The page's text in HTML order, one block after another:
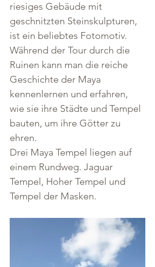
riesiges Gebäude mit
geschnitzten Steinskulpturen,
ist ein beliebtes Fotomotiv.
Während der Tour durch die
Ruinen kann man die reiche
Geschichte der Maya
kennenlernen und erfahren,
wie sie ihre Städte und Tempel
bauten, um ihre Götter zu
ehren.
Drei Maya Tempel liegen auf
einem Rundweg. Jaguar
Tempel, Hoher Tempel und
Tempel der Masken.